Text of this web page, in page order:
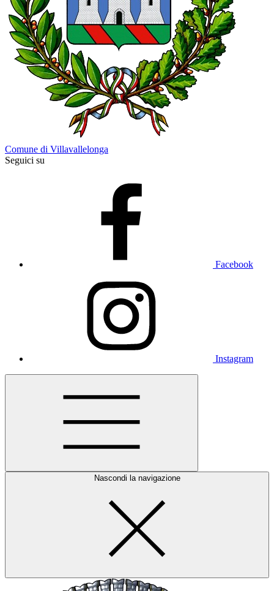
Comune di Villavallelonga
Seguici su
Facebook
Instagram
Nascondi la navigazione